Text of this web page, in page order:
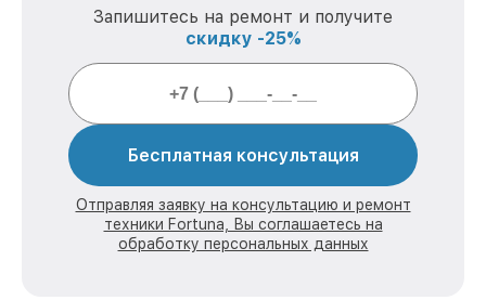
Запишитесь на ремонт и получите
скидку -25%
Бесплатная консультация
Отправляя заявку на консультацию и ремонт
техники Fortuna, Вы соглашаетесь на
обработку персональных данных